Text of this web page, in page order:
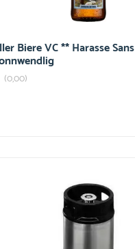
Biere VC ** Harasse Sans
(0,00)